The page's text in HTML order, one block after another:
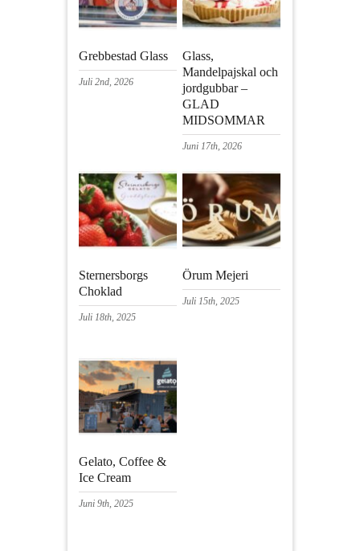
Grebbestad Glass
Juli 2nd, 2026
Glass,
Mandelpajskal och
jordgubbar –
GLAD
MIDSOMMAR
Juni 17th, 2026
Sternersborgs
Choklad
Juli 18th, 2025
Örum Mejeri
Juli 15th, 2025
Gelato, Coffee &
Ice Cream
Juni 9th, 2025